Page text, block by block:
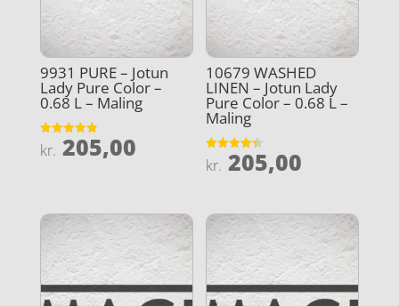
9931 PURE – Jotun
Lady Pure Color –
0.68 L – Maling
Vurderet
4.9
kr. 205,00
10679 WASHED
LINEN – Jotun Lady
Pure Color – 0.68 L –
Maling
Vurderet
4.4
kr. 205,00